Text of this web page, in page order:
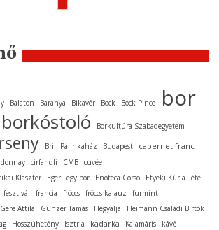
Balaton Baranya Bikavér Bock Bock Pince bor
borkóstoló Borkultúra Szabadegyetem
Brill Pálinkaház Budapest cabernet franc
cirfandli CMB cuvée
Klaszter
Eger egy bor Enoteca Corso Etyeki Kúria
étel
fesztivál francia fröccs fröccs-kalauz furmint
Gere Attila Günzer Tamás Hegyalja
Heimann Családi Birtok
Hosszúhetény Isztria kadarka Kalamáris
kávé